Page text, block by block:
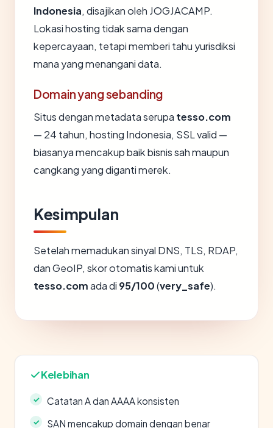
Indonesia, disajikan oleh JOGJACAMP.
Lokasi hosting tidak sama dengan
kepercayaan, tetapi memberi tahu yurisdiksi
mana yang menangani data.
Domain yang sebanding
Situs dengan metadata serupa tesso.com
— 24 tahun, hosting Indonesia, SSL valid —
biasanya mencakup baik bisnis sah maupun
cangkang yang diganti merek.
Kesimpulan
Setelah memadukan sinyal DNS, TLS, RDAP,
dan GeoIP, skor otomatis kami untuk
tesso.comada di 95/100(very_safe).
Kelebihan
Catatan A dan AAAA konsisten
SAN mencakup domain dengan benar